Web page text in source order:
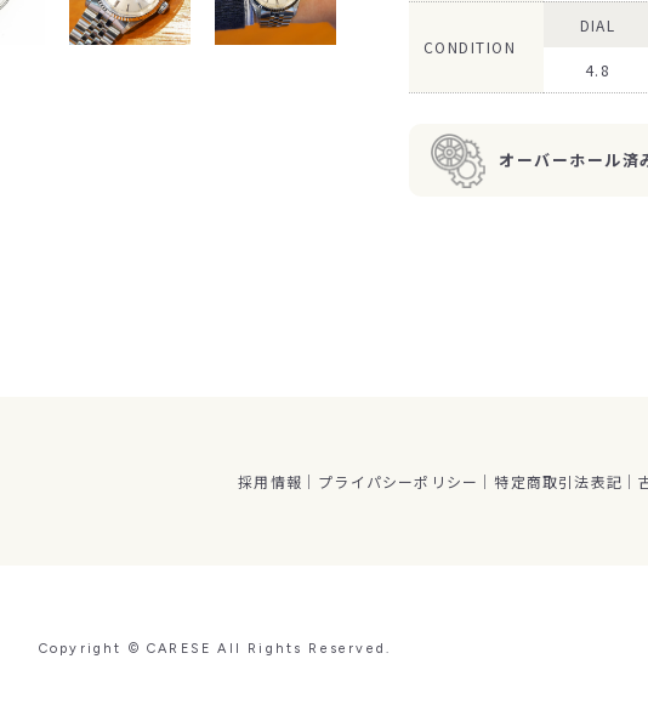
CONDITION
DIAL
4.8
オーバーホール済
採用情報 プライパシーポリシー 特定商取引法表記
Copyright © CARESE All Rights Reserved.